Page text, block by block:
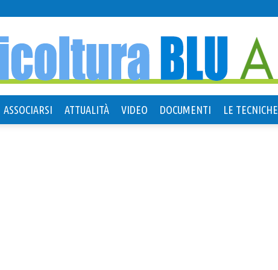
ASSOCIARSI ATTUALITÀ VIDEO DOCUMENTI LE TECNICHE